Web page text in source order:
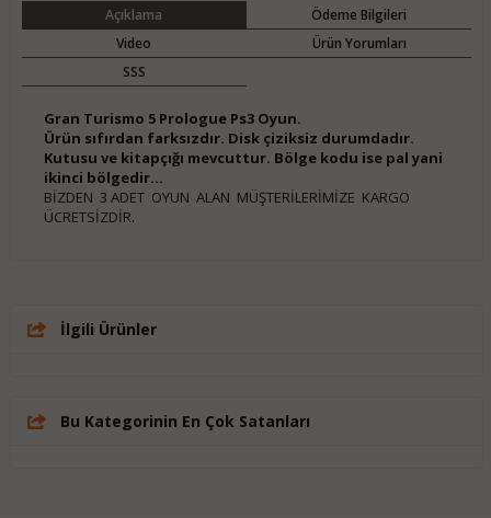
Açıklama
Ödeme Bilgileri
Video
Ürün Yorumları
SSS
Gran Turismo 5 Prologue Ps3 Oyun.
Ürün sıfırdan farksızdır. Disk çiziksiz durumdadır.
Kutusu ve kitapçığı mevcuttur. Bölge kodu ise pal yani
ikinci bölgedir...
BİZDEN 3 ADET OYUN ALAN MÜŞTERİLERİMİZE KARGO
ÜCRETSİZDİR.
İlgili Ürünler
Bu Kategorinin En Çok Satanları